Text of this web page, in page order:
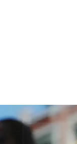
© 2025. All Rights